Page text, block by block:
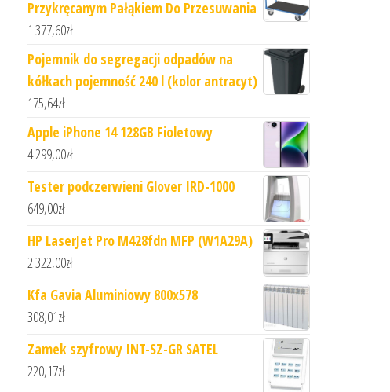
Przykręcanym Pałąkiem Do Przesuwania
1 377,60zł
Pojemnik do segregacji odpadów na
kółkach pojemność 240 l (kolor antracyt)
175,64zł
Apple iPhone 14 128GB Fioletowy
4 299,00zł
Tester podczerwieni Glover IRD-1000
649,00zł
HP LaserJet Pro M428fdn MFP (W1A29A)
2 322,00zł
Kfa Gavia Aluminiowy 800x578
308,01zł
Zamek szyfrowy INT-SZ-GR SATEL
220,17zł